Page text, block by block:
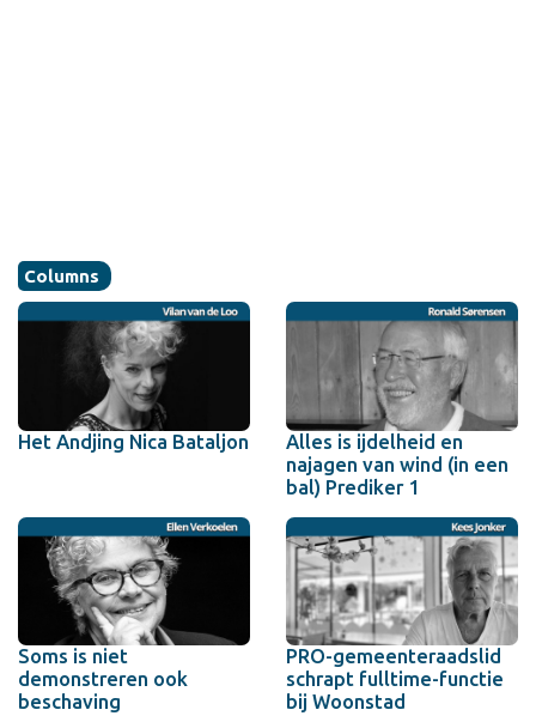
Columns
Het Andjing Nica Bataljon
Alles is ijdelheid en
najagen van wind (in een
bal) Prediker 1
Soms is niet
demonstreren ook
beschaving
PRO-gemeenteraadslid
schrapt fulltime-functie
bij Woonstad